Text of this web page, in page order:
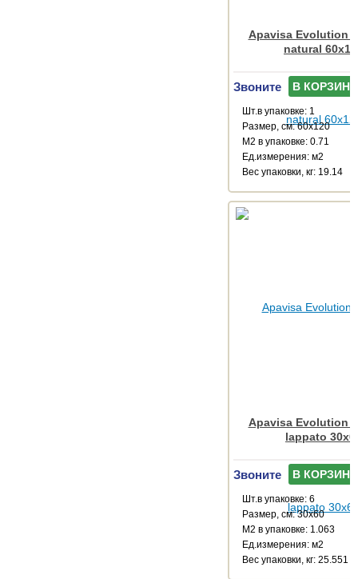
Apavisa Evolution
natural
Звоните В КОРЗИНУ
Шт.в упаковке: 1
Размер, см: 60x120
М2 в упаковке: 0.71
Ед.измерения: м2
Веc упаковки, кг: 19.14
Apavisa Evolution
lappato
Звоните В КОРЗИНУ
Шт.в упаковке: 6
Размер, см: 30x60
М2 в упаковке: 1.063
Ед.измерения: м2
Веc упаковки, кг: 25.551